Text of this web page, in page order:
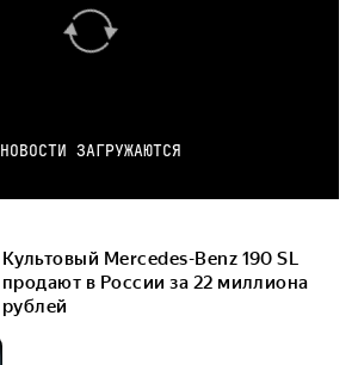
НОВОСТИ ЗАГРУЖАЮТСЯ
Культовый Mercedes-Benz 190 SL
продают в России за 22 миллиона
рублей